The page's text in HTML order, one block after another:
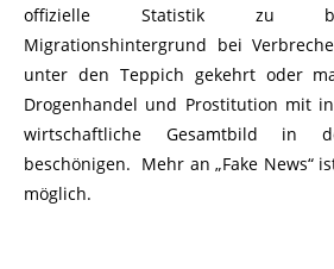
offizielle Statistik zu
Migrationshintergrund bei
unter den Teppich gekehrt oder
Drogenhandel und Prostitution mit
wirtschaftliche Gesamtbild in
beschönigen. Mehr an „Fake News“
möglich.